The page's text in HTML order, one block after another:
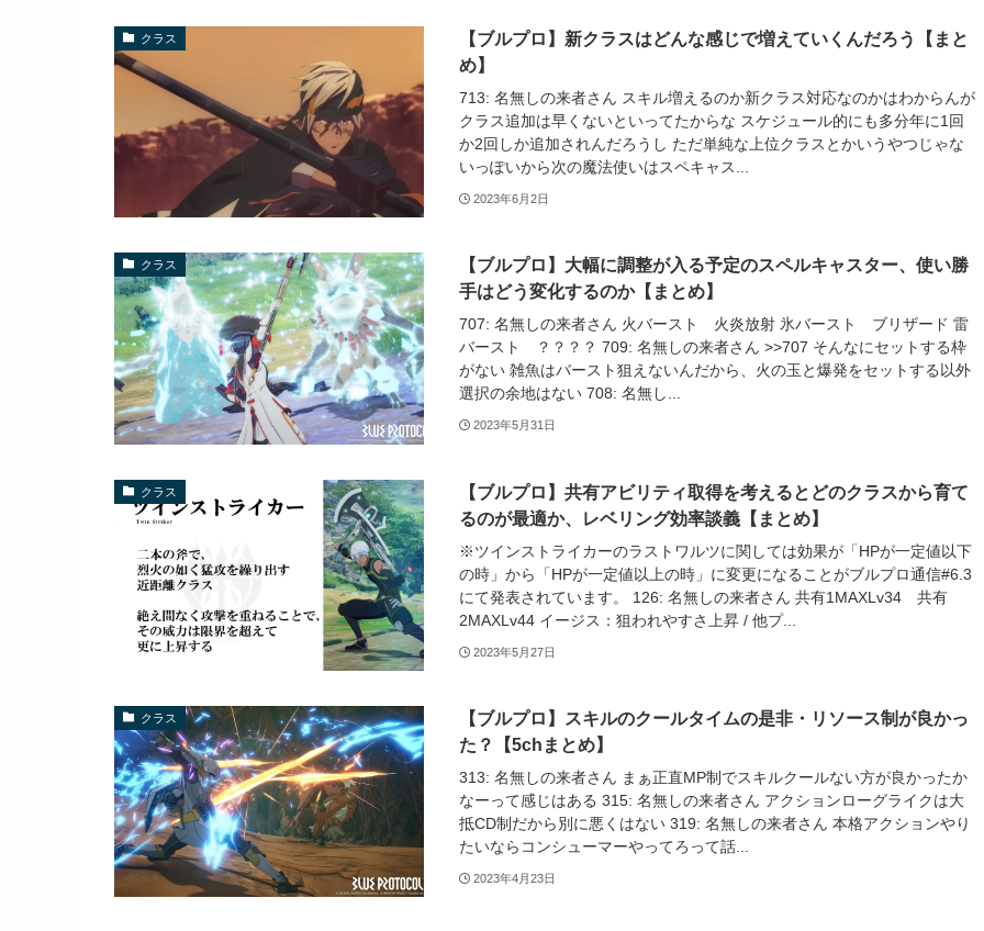
クラス
【ブルプロ】新クラスはどんな感じで増えていくんだろう【まと
め】
713: 名無しの来者さん スキル増えるのか新クラス対応なのかはわからんが
クラス追加は早くないといってたからな スケジュール的にも多分年に1回
か2回しか追加されんだろうし ただ単純な上位クラスとかいうやつじゃな
いっぽいから次の魔法使いはスペキャス...
2023年6月2日
クラス
【ブルプロ】大幅に調整が入る予定のスペルキャスター、使い勝
手はどう変化するのか【まとめ】
707: 名無しの来者さん 火バースト 火炎放射 氷バースト ブリザード 雷
バースト ？？？？ 709: 名無しの来者さん >>707 そんなにセットする枠
がない 雑魚はバースト狙えないんだから、火の玉と爆発をセットする以外
選択の余地はない 708: 名無し...
2023年5月31日
クラス
【ブルプロ】共有アビリティ取得を考えるとどのクラスから育て
るのが最適か、レベリング効率談義【まとめ】
※ツインストライカーのラストワルツに関しては効果が「HPが一定値以下
の時」から「HPが一定値以上の時」に変更になることがブルプロ通信#6.3
にて発表されています。 126: 名無しの来者さん 共有1MAXLv34 共有
2MAXLv44 イージス：狙われやすさ上昇 / 他プ...
2023年5月27日
クラス
【ブルプロ】スキルのクールタイムの是非・リソース制が良かっ
た？【5chまとめ】
313: 名無しの来者さん まぁ正直MP制でスキルクールない方が良かったか
なーって感じはある 315: 名無しの来者さん アクションローグライクは大
抵CD制だから別に悪くはない 319: 名無しの来者さん 本格アクションやり
たいならコンシューマーやってろって話...
2023年4月23日